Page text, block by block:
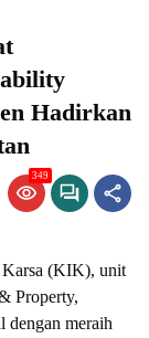
Hadirkan
349
(KIK), unit
Property,
dengan meraih